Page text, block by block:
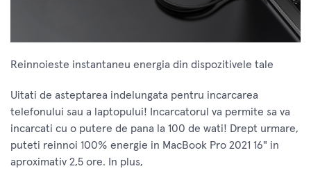
Reinnoieste instantaneu energia din dispozitivele tale
Uitati de asteptarea indelungata pentru incarcarea
telefonului sau a laptopului! Incarcatorul va permite sa va
incarcati cu o putere de pana la 100 de wati! Drept urmare,
puteti reinnoi 100% energie in MacBook Pro 2021 16" in
aproximativ 2,5 ore. In plus,